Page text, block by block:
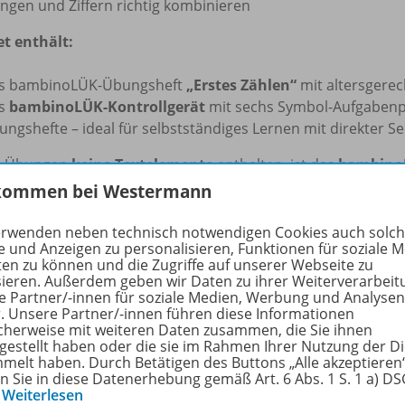
und Ziffern richtig kombinieren
enthält:
bambinoLÜK-Übungsheft „Erstes Zählen“ mit
bambinoLÜK-Kontrollgerät mit sechs Symbol-
– ideal für selbstständiges Lernen mit direkter
Übungenkeine Textelementeenthalten, ist das
nutzbar. Die Spielanleitung ist in
Deutsch, Englisch,
ist ein bewährtes Lernspiel für Kinder zwischen2
Fähigkeiten spielerisch zu entwickeln. Durch die
logisches Denken, Konzentrationsfähigkeit
und kindgerechten Konzepts lernen Kinder
zu verschiedenen Themen ermöglicht eine
den Lernfortschritt abgestimmt werden kann.
Konzentration, logisches Denken und Wahrnehmung
bei Westermann
neben technisch notwendigen Cookies auch
und Anzeigen zu personalisieren, Funktionen für soziale
zu können und die Zugriffe auf unserer Webseite zu
Außerdem geben wir Daten zu ihrer
Partner/-innen für soziale Medien, Werbung und Analysen
Unsere Partner/-innen führen diese Informationen
mit weiteren Daten zusammen, die Sie ihnen
haben oder die sie im Rahmen Ihrer Nutzung der
haben. Durch Betätigen des Buttons „Alle
Sie in diese Datenerhebung gemäß Art. 6 Abs. 1 S. 1 a)
Weiterlesen